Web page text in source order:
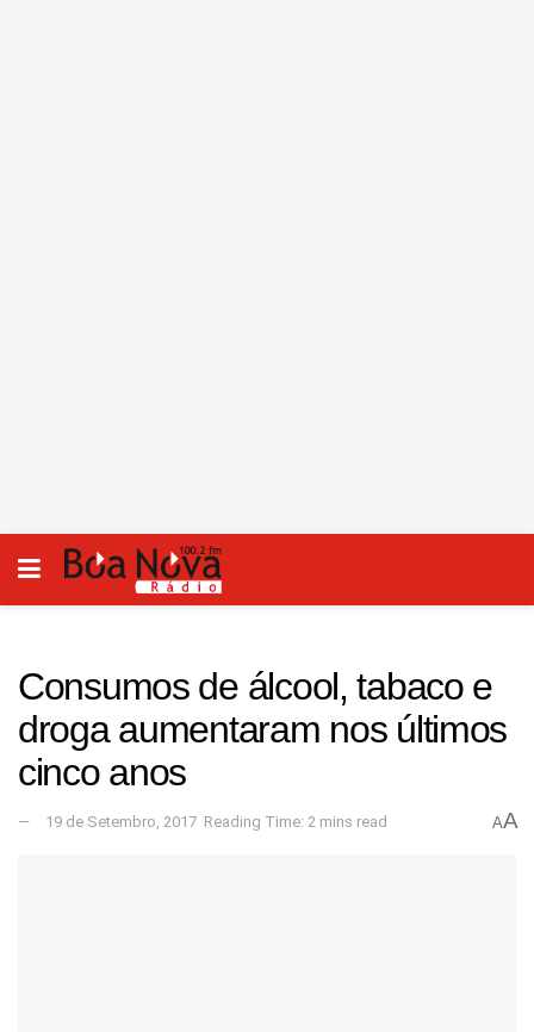
Consumos de álcool, tabaco e
droga aumentaram nos últimos
cinco anos
19 de Setembro, 2017 Reading Time: 2 mins read AA